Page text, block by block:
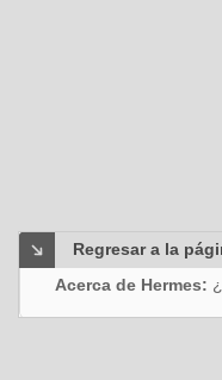
Regresar a la
Acerca de Hermes: